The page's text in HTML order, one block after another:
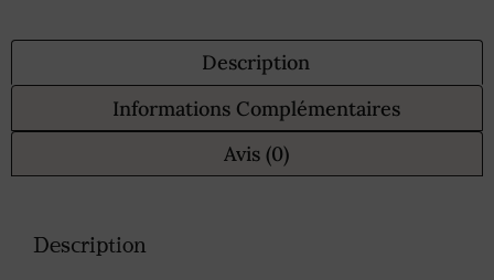
Description
Informations Complémentaires
Avis (0)
Description